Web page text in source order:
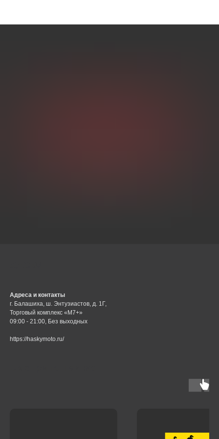
Адреса и контакты
г. Балашиха, ш. Энтузиастов, д. 1Г,
Торговый комплекс «М7+»
09:00 - 21:00, Без выходных
https://haskymoto.ru/